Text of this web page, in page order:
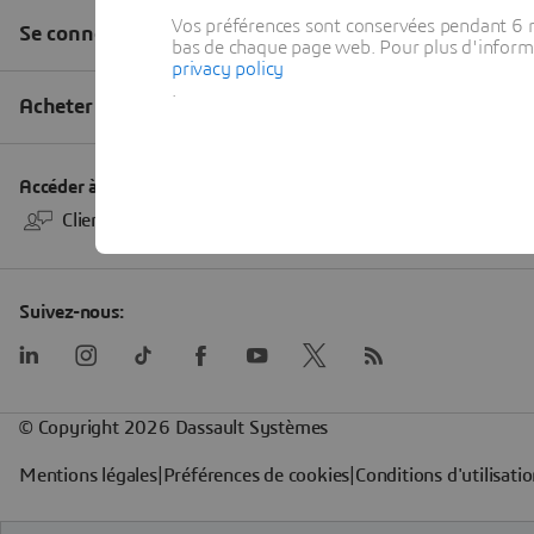
Vos préférences sont conservées pendant
bas de chaque page web. Pour plus
privacy policy